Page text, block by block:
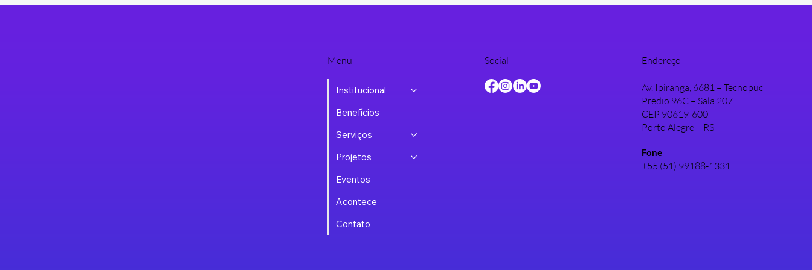
Menu
Institucional
Benefícios
Serviços
Projetos
Eventos
Acontece
Contato
Social Endereço
Av. Ipiranga, 6681 – Tecnopuc
Prédio 96C – Sala 207
CEP 90619-600
Porto Alegre – RS
Fone
+55 (51) 99188-1331